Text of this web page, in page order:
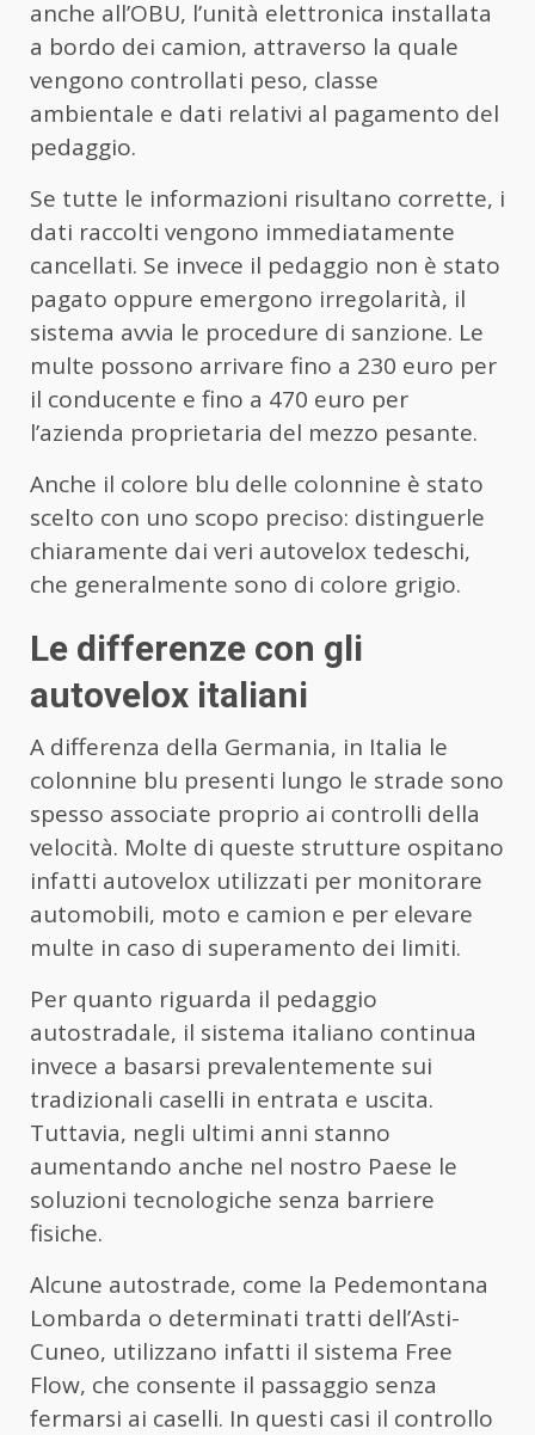
anche all’OBU, l’unità elettronica installata
a bordo dei camion, attraverso la quale
vengono controllati peso, classe
ambientale e dati relativi al pagamento del
pedaggio.
Se tutte le informazioni risultano corrette, i
dati raccolti vengono immediatamente
cancellati. Se invece il pedaggio non è stato
pagato oppure emergono irregolarità, il
sistema avvia le procedure di sanzione. Le
multe possono arrivare fino a 230 euro per
il conducente e fino a 470 euro per
l’azienda proprietaria del mezzo pesante.
Anche il colore blu delle colonnine è stato
scelto con uno scopo preciso: distinguerle
chiaramente dai veri autovelox tedeschi,
che generalmente sono di colore grigio.
Le differenze con gli
autovelox italiani
A differenza della Germania, in Italia le
colonnine blu presenti lungo le strade sono
spesso associate proprio ai controlli della
velocità. Molte di queste strutture ospitano
infatti autovelox utilizzati per monitorare
automobili, moto e camion e per elevare
multe in caso di superamento dei limiti.
Per quanto riguarda il pedaggio
autostradale, il sistema italiano continua
invece a basarsi prevalentemente sui
tradizionali caselli in entrata e uscita.
Tuttavia, negli ultimi anni stanno
aumentando anche nel nostro Paese le
soluzioni tecnologiche senza barriere
fisiche.
Alcune autostrade, come la Pedemontana
Lombarda o determinati tratti dell’Asti-
Cuneo, utilizzano infatti il sistema Free
Flow, che consente il passaggio senza
fermarsi ai caselli. In questi casi il controllo